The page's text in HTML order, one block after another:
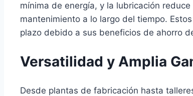
mínima de energía, y la lubricación
mantenimiento a lo largo del tiempo.
plazo debido a sus beneficios de ahorro
Versatilidad y Amplia
Desde plantas de fabricación hasta